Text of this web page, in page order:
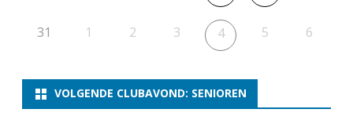
3
e
31 1 2 3 4 5 6
VOLGENDE CLUBAVOND: SENIOREN